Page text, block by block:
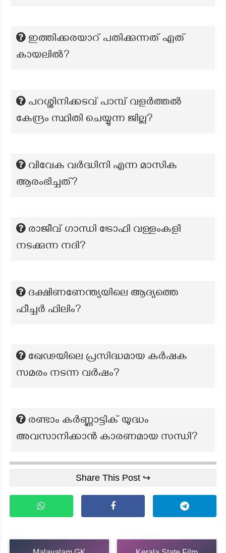
ഇത്തിക്കരയാറ് പതിക്കുന്നത് ഏത്
കായലിൽ?
പറശ്ശിനിക്കടവ് പാമ്പ് വളർത്തൽ
കേന്ദ്രം സ്ഥിതി ചെയ്യുന്ന ജില്ല?
വിവേക വർദ്ധിനി എന്ന മാസിക
ആരംഭിച്ചത്?
രാജീവ് ഗാന്ധി ട്രോഫി വള്ളംകളി
നടക്കുന്ന നദി?
ദക്ഷിണണേന്ത്യയിലെ ആദ്യത്തെ
ഫീച്ചർ ഫിലിം?
ഖേഢയിലെ പ്രസിദ്ധമായ കർഷക
സമരം നടന്ന വർഷം?
രണ്ടാം കർണ്ണാട്ടിക് യുദ്ധം
അവസാനിക്കാൻ കാരണമായ സന്ധി?
Share This Post ↪